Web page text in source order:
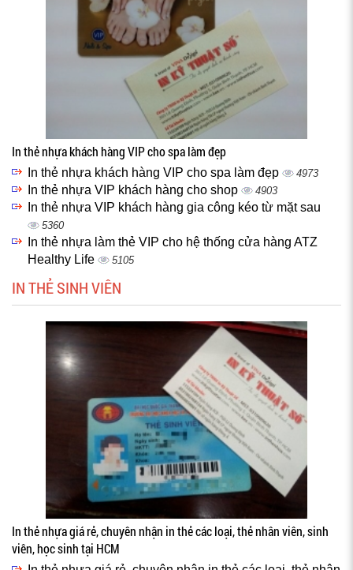
In thẻ nhựa khách hàng VIP cho spa làm đẹp
In thẻ nhựa khách hàng VIP cho spa làm đẹp 4973
In thẻ nhựa VIP khách hàng cho shop 4903
In thẻ nhựa VIP khách hàng gia công kéo từ mặt sau
5360
In thẻ nhựa làm thẻ VIP cho hệ thống cửa hàng ATZ
Healthy Life
5105
IN THẺ SINH VIÊN
In thẻ nhựa giá rẻ, chuyên nhận in thẻ các loại, thẻ nhân viên, sinh
viên, học sinh tại HCM